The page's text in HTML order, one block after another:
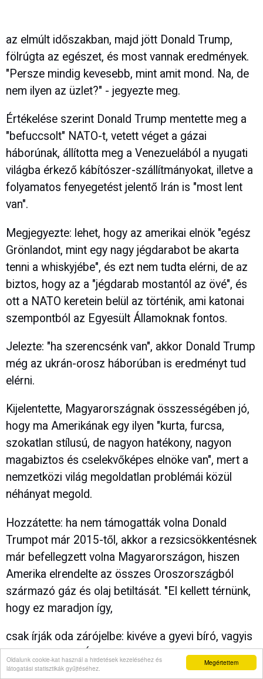
Megértettem
Oldalunk cookie-kat használ a hirdetések kezeléséhez és
látogatási statisztikák gyűjtéséhez.
az elmúlt időszakban, majd jött Donald Trump,
fölrúgta az egészet, és most vannak eredmények.
"Persze mindig kevesebb, mint amit mond. Na, de
nem ilyen az üzlet?" - jegyezte meg.
Értékelése szerint Donald Trump mentette meg a
"befuccsolt" NATO-t, vetett véget a gázai
háborúnak, állította meg a Venezuelából a nyugati
világba érkező kábítószer-szállítmányokat, illetve a
folyamatos fenyegetést jelentő Irán is "most lent
van".
Megjegyezte: lehet, hogy az amerikai elnök "egész
Grönlandot, mint egy nagy jégdarabot be akarta
tenni a whiskyjébe", és ezt nem tudta elérni, de az
biztos, hogy az a "jégdarab mostantól az övé", és
ott a NATO keretein belül az történik, ami katonai
szempontból az Egyesült Államoknak fontos.
Jelezte: "ha szerencsénk van", akkor Donald Trump
még az ukrán-orosz háborúban is eredményt tud
elérni.
Kijelentette, Magyarországnak összességében jó,
hogy ma Amerikának egy ilyen "kurta, furcsa,
szokatlan stílusú, de nagyon hatékony, nagyon
magabiztos és cselekvőképes elnöke van", mert a
nemzetközi világ megoldatlan problémái közül
néhányat megold.
Hozzátette: ha nem támogatták volna Donald
Trumpot már 2015-től, akkor a rezsicsökkentésnek
már befellegzett volna Magyarországon, hiszen
Amerika elrendelte az összes Oroszországból
származó gáz és olaj betiltását. "El kellett térnünk,
hogy ez maradjon így,
csak írják oda zárójelbe: kivéve a gyevi bíró, vagyis
Magyarország. És ez történt"